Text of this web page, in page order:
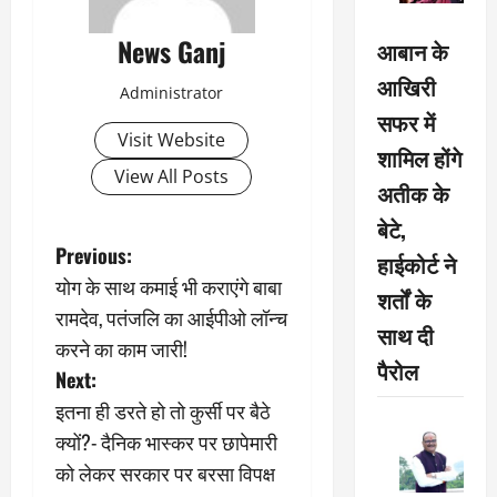
News Ganj
Administrator
Visit Website
View All Posts
P
o
s
t
n
Previous:
योग के साथ कमाई भी कराएंगे बाबा
रामदेव, पतंजलि का आईपीओ लॉन्च
करने का काम जारी!
Next:
इतना ही डरते हो तो कुर्सी पर बैठे
क्यों?- दैनिक भास्कर पर छापेमारी
को लेकर सरकार पर बरसा विपक्ष
आबान के
आखिरी
सफर में
शामिल होंगे
अतीक के
बेटे,
हाईकोर्ट ने
शर्तों के
साथ दी
पैरोल